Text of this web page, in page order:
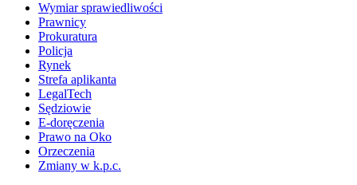
Wymiar sprawiedliwości
Prawnicy
Prokuratura
Policja
Rynek
Strefa aplikanta
LegalTech
Sędziowie
E-doręczenia
Prawo na Oko
Orzeczenia
Zmiany w k.p.c.